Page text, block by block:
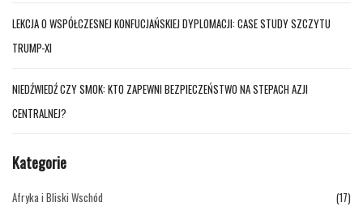
LEKCJA O WSPÓŁCZESNEJ KONFUCJAŃSKIEJ DYPLOMACJI: CASE STUDY SZCZYTU
TRUMP-XI
NIEDŹWIEDŹ CZY SMOK: KTO ZAPEWNI BEZPIECZEŃSTWO NA STEPACH AZJI
CENTRALNEJ?
Kategorie
Afryka i Bliski Wschód
(17)